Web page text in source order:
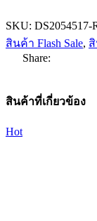
SKU: DS2054517-
สินค้า Flash Sale,
Share:
สินค้าที่เกี่ยวข้อง
Hot